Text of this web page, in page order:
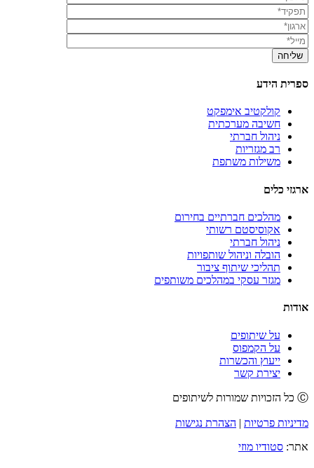
ספרית הידע
קולקטיב אימפקט
חשיבה מערכתית
ניהול חברתי
רב מגזריות
משילות משתפת
ארגזי כלים
מהלכים חברתיים בחירום
אקוסיסטם רשותי
ניהול חברתי
הובלה וניהול שותפויות
תהליכי שיתוף ציבור
מגזר עסקי במהלכים משותפים
אודות
על שיתופים
על הקמפוס
ייעוץ והכשרות
יצירת קשר
Ⓒ כל הזכויות שמורות לשיתופים
מדיניות פרטיות | הצהרת נגישות
אתר: סטודיו מוזי